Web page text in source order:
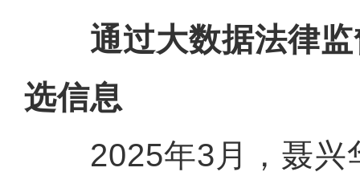
通过大数据法律监
选信息
2025年3月，聂兴